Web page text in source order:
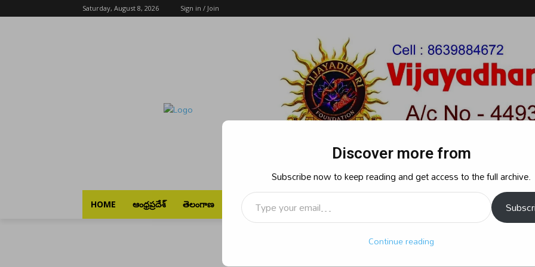
Saturday, August 8, 2026 Sign in / Join
HOME ఆంధ్రప్రదేశ్ తెలంగాణ భారత్ రాజకీయం క్రైమ్ బిజినెస్
Discover more from
Subscribe now to keep reading and get access to the full archive.
Type your email…
Continue reading